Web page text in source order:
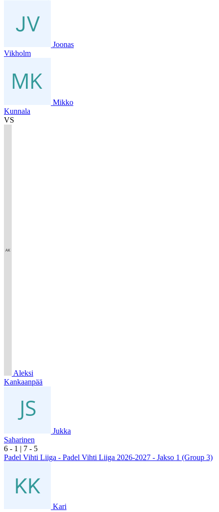
Joonas
Vikholm
Mikko
Kunnala
VS
Aleksi
Kankaanpää
Jukka
Saharinen
6 - 1 | 7 - 5
Padel Vihti Liiga - Padel Vihti Liiga 2026-2027 - Jakso 1 (Group 3)
Kari